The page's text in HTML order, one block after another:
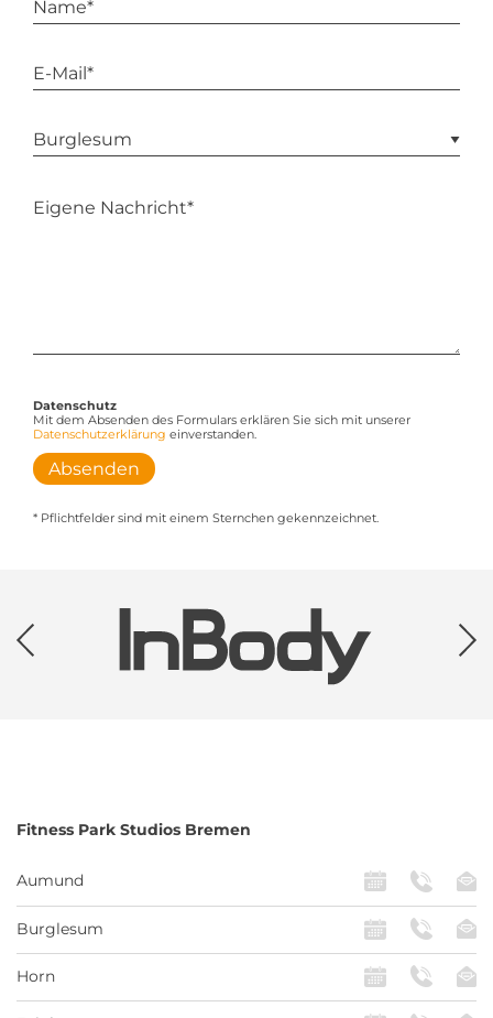
Datenschutz
Mit dem Absenden des Formulars erklären Sie sich mit unserer
Datenschutzerklärung einverstanden.
Absenden
* Pflichtfelder sind mit einem Sternchen gekennzeichnet.
Fitness Park Studios Bremen
Aumund
Burglesum
Horn